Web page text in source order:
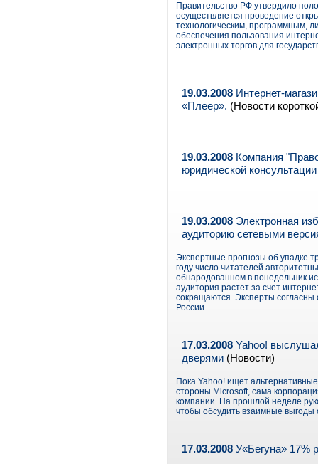
Правительство РФ утвердило
осуществляется проведение
технологическим, программным,
обеспечения пользования
электронных торгов для
19.03.2008 Интернет-
«Плеер». (Новости
19.03.2008 Компания
юридической
19.03.2008 Электронная
аудиторию сетевыми
Экспертные прогнозы об упадке
году число читателей
обнародованном в понедельник
аудитория растет за счет
сокращаются. Эксперты согласны
России.
17.03.2008 Yahoo!
дверями (Новости)
Пока Yahoo! ищет
стороны Microsoft, сама
компании. На прошлой неделе
чтобы обсудить взаимные выгоды
17.03.2008 У«Бегуна» 17%